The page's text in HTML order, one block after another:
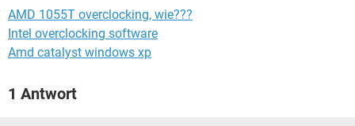
AMD 1055T overclocking, wie???
Intel overclocking software
Amd catalyst windows xp
1 Antwort